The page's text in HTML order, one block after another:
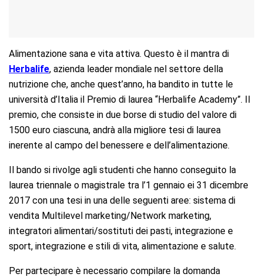
Alimentazione sana e vita attiva. Questo è il mantra di
Herbalife, azienda leader mondiale nel settore della
nutrizione che, anche quest’anno, ha bandito in tutte le
università d’Italia il Premio di laurea “Herbalife Academy”. Il
premio, che consiste in due borse di studio del valore di
1500 euro ciascuna, andrà alla migliore tesi di laurea
inerente al campo del benessere e dell’alimentazione.
Il bando si rivolge agli studenti che hanno conseguito la
laurea triennale o magistrale tra l’1 gennaio ei 31 dicembre
2017 con una tesi in una delle seguenti aree: sistema di
vendita Multilevel marketing/Network marketing,
integratori alimentari/sostituti dei pasti, integrazione e
sport, integrazione e stili di vita, alimentazione e salute.
Per partecipare è necessario compilare la domanda